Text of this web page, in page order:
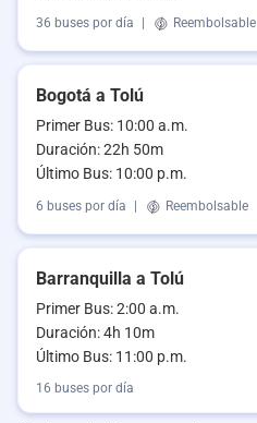
36 buses por día Reembolsable
Bogotá a Tolú
Primer Bus: 10:00 a.m.
Duración: 22h 50m
Último Bus: 10:00 p.m.
6 buses por día Reembolsable
Barranquilla a Tolú
Primer Bus: 2:00 a.m.
Duración: 4h 10m
Último Bus: 11:00 p.m.
16 buses por día